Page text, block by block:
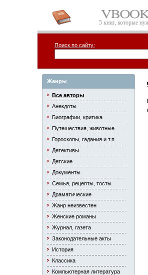
5 книг, которые
Поиск по сайту:
Жанры
Все авторы
Анекдоты
Биографии, критика
Путешествия, животные
Гороскопы, гадания и т.п.
Детективы
Детские
Документы
Семья, рецепты, тосты
Драматические
Жанр неизвестен
Женские романы
Журнал, газета
Законодательные акты
История
Классика
Компьютерная литература